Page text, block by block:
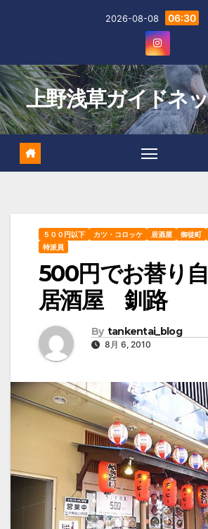
2026-08-08 06:30
上野浅草ガイドネ
５００円以下 カツ・コロッケ 居酒屋 御徒町
特派員
500円でお替り
居酒屋 釧路
By tankentai_blog
8月 6, 2010